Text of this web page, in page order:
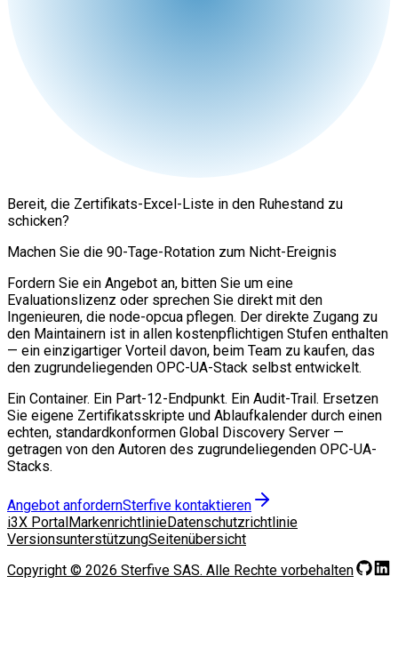
Bereit, die Zertifikats-Excel-Liste in den Ruhestand zu
schicken?
Machen Sie die 90-Tage-Rotation zum Nicht-Ereignis
Fordern Sie ein Angebot an, bitten Sie um eine
Evaluationslizenz oder sprechen Sie direkt mit den
Ingenieuren, die node-opcua pflegen. Der direkte Zugang zu
den Maintainern ist in allen kostenpflichtigen Stufen enthalten
— ein einzigartiger Vorteil davon, beim Team zu kaufen, das
den zugrundeliegenden OPC-UA-Stack selbst entwickelt.
Ein Container. Ein Part-12-Endpunkt. Ein Audit-Trail. Ersetzen
Sie eigene Zertifikatsskripte und Ablaufkalender durch einen
echten, standardkonformen Global Discovery Server —
getragen von den Autoren des zugrundeliegenden OPC-UA-
Stacks.
Angebot anfordernSterfive kontaktieren
i3X PortalMarkenrichtlinieDatenschutzrichtlinie
VersionsunterstützungSeitenübersicht
Copyright © 2026 Sterfive SAS. Alle Rechte vorbehalten